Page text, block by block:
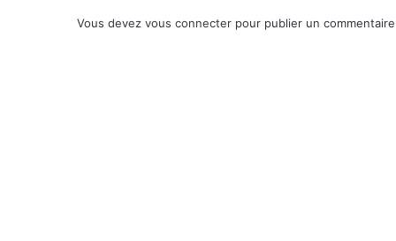
Vous devez vous connecter pour publier un